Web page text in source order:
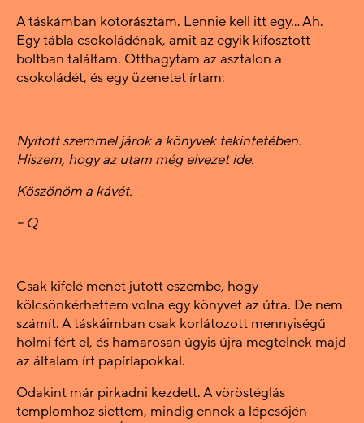
A táskámban kotorásztam. Lennie kell itt egy… Ah.
Egy tábla csokoládénak, amit az egyik kifosztott
boltban találtam. Otthagytam az asztalon a
csokoládét, és egy üzenetet írtam:
Nyitott szemmel járok a könyvek tekintetében.
Hiszem, hogy az utam még elvezet ide.
Köszönöm a kávét.
– Q
Csak kifelé menet jutott eszembe, hogy
kölcsönkérhettem volna egy könyvet az útra. De nem
számít. A táskáimban csak korlátozott mennyiségű
holmi fért el, és hamarosan úgyis újra megtelnek majd
az általam írt papírlapokkal.
Odakint már pirkadni kezdett. A vöröstéglás
templomhoz siettem, mindig ennek a lépcsőjén